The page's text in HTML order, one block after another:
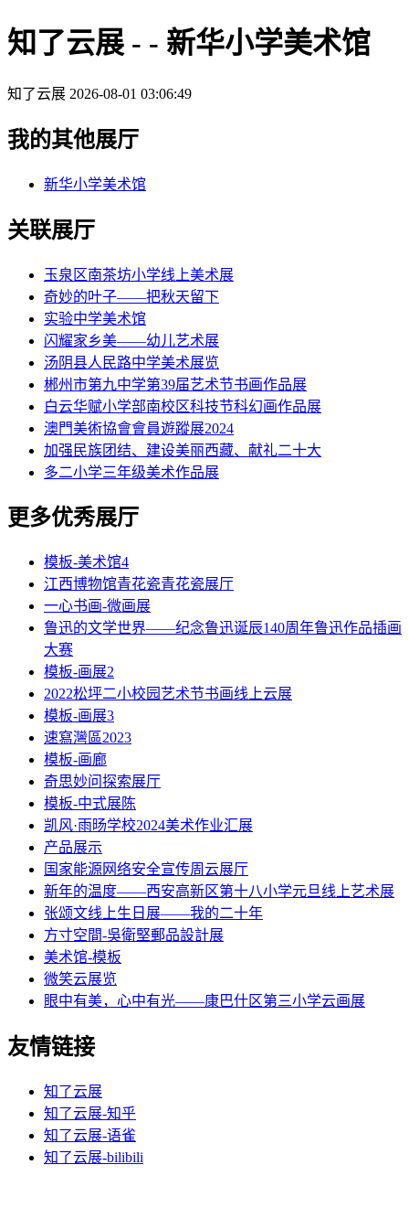
知了云展 - - 新华小学美术馆
知了云展 2026-08-01 03:06:49
我的其他展厅
新华小学美术馆
关联展厅
玉泉区南茶坊小学线上美术展
奇妙的叶子——把秋天留下
实验中学美术馆
闪耀家乡美——幼儿艺术展
汤阴县人民路中学美术展览
郴州市第九中学第39届艺术节书画作品展
白云华赋小学部南校区科技节科幻画作品展
澳門美術協會會員遊蹤展2024
加强民族团结、建设美丽西藏、献礼二十大
多二小学三年级美术作品展
更多优秀展厅
模板-美术馆4
江西博物馆青花瓷青花瓷展厅
一心书画-微画展
鲁迅的文学世界——纪念鲁迅诞辰140周年鲁迅作品插画
大赛
模板-画展2
2022松坪二小校园艺术节书画线上云展
模板-画展3
速寫灣區2023
模板-画廊
奇思妙问探索展厅
模板-中式展陈
凯风·雨旸学校2024美术作业汇展
产品展示
国家能源网络安全宣传周云展厅
新年的温度——西安高新区第十八小学元旦线上艺术展
张颂文线上生日展——我的二十年
方寸空間-吳衛堅郵品設計展
美术馆-模板
微笑云展览
眼中有美，心中有光——康巴什区第三小学云画展
友情链接
知了云展
知了云展-知乎
知了云展-语雀
知了云展-bilibili